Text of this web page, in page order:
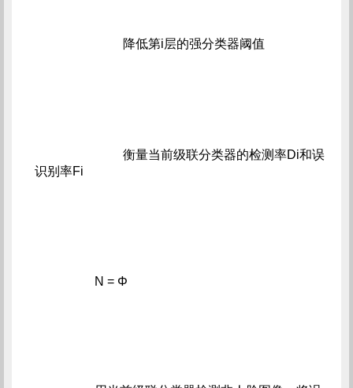
降低第i层的强分类器阈值
衡量当前级联分类器的检测率Di和误
识别率Fi
N = Φ